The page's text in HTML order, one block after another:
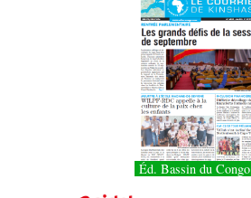
Éd. Bassin du Congo